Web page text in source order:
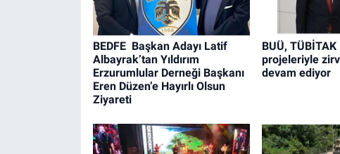
BEDFE Başkan Adayı Latif
Albayrak’tan Yıldırım
Erzurumlular Derneği Başkanı
Eren Düzen’e Hayırlı Olsun
Ziyareti
BUÜ, TÜBİTAK
projeleriyle
devam ediyor